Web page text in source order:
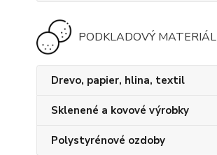
PODKLADOVÝ MATERIÁL
Drevo, papier, hlina, textil
Sklenené a kovové výrobky
Polystyrénové ozdoby